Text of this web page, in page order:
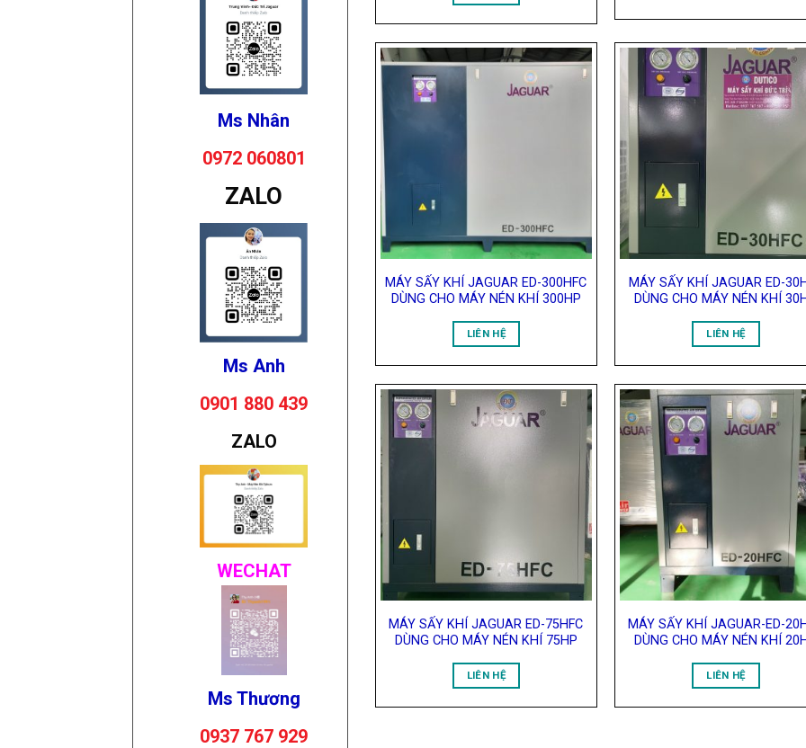
Ms Nhân
0972 060801
ZALO
Ms Anh
0901 880 439
ZALO
WECHAT
Ms Thương
0937 767 929
MÁY SẤY KHÍ JAGUAR ED-300HFC
DÙNG CHO MÁY NÉN KHÍ 300HP
LIÊN HỆ
MÁY SẤY KHÍ JAGUAR ED-
DÙNG CHO MÁY NÉN KHÍ
LIÊN HỆ
MÁY SẤY KHÍ JAGUAR ED-75HFC
DÙNG CHO MÁY NÉN KHÍ 75HP
LIÊN HỆ
MÁY SẤY KHÍ JAGUAR-ED-
DÙNG CHO MÁY NÉN KHÍ
LIÊN HỆ